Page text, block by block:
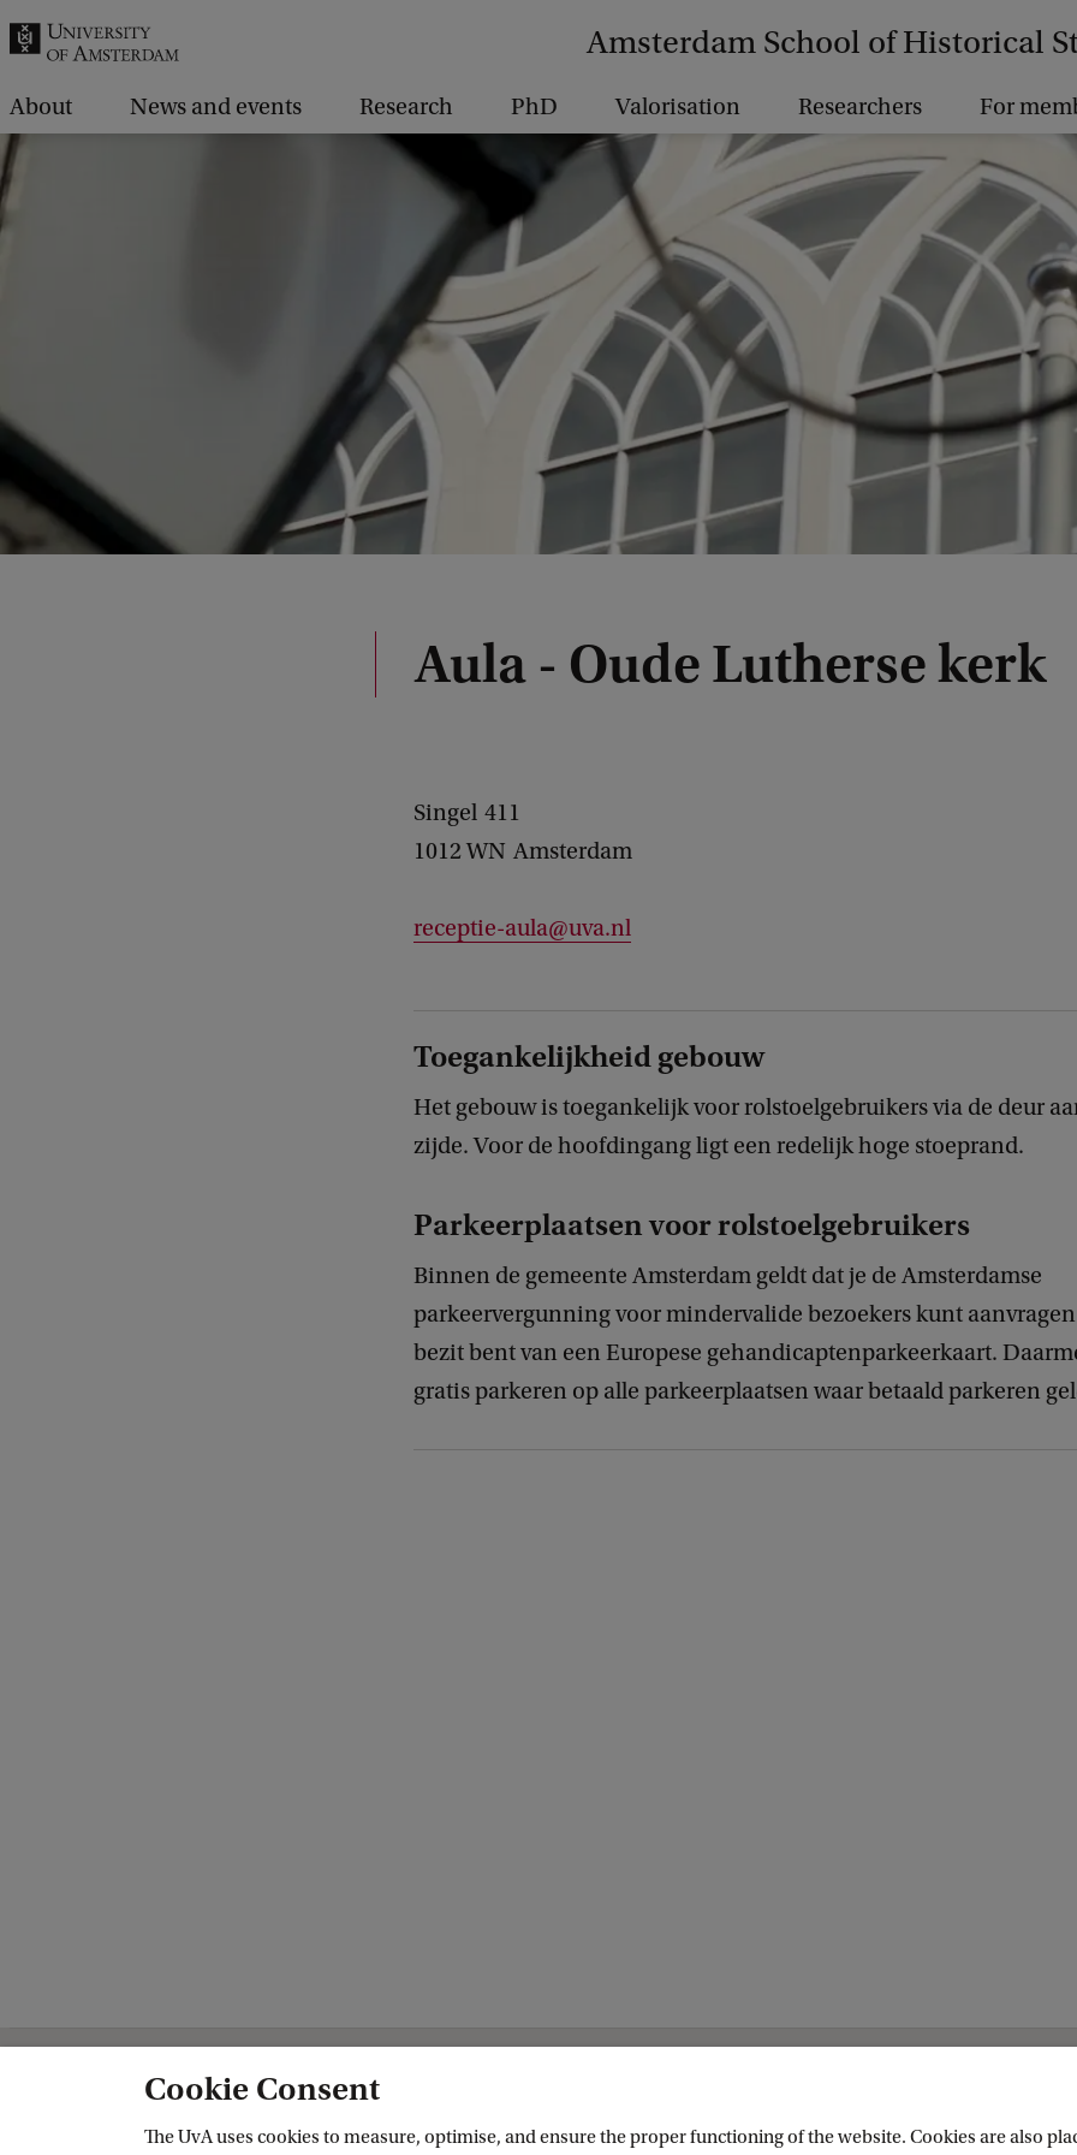
Amsterdam School of Historical
.
About News and events Research PhD Valorisation Researchers For
Aula - Oude Lutherse kerk
Singel 411
1012 WN Amsterdam
receptie-aula@uva.nl
Toegankelijkheid gebouw
Het gebouw is toegankelijk voor rolstoelgebruikers via de deur
zijde. Voor de hoofdingang ligt een redelijk hoge stoeprand.
Parkeerplaatsen voor rolstoelgebruikers
Binnen de gemeente Amsterdam geldt dat je de Amsterdamse
parkeervergunning voor mindervalide bezoekers kunt
bezit bent van een Europese gehandicaptenparkeerkaart.
gratis parkeren op alle parkeerplaatsen waar betaald parkeren
Amsterdam School of Historical Studies
Follow us on social media
Cookie Consent
The UvA uses cookies to measure, optimise, and ensure the proper functioning of the website. Cookies are also